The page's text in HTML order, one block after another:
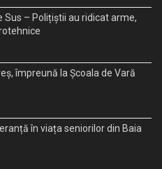
Sus – Polițiștii au ridicat arme,
împreună la Școala de Vară
în viața seniorilor din Baia